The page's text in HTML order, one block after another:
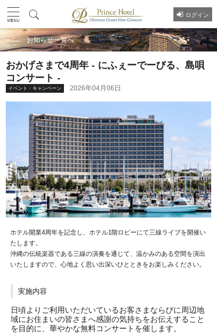
ログイン
お知らせ一覧へ
おかげさまで4周年 - にふぇーでーびる、島唄
コンサート -
イベント・キャンペーン 2026年04月06日
ホテル開業4周年を記念し、ホテル1階ロビーにて三線ライブを開催い
たします。
沖縄の伝統楽器である三線の演奏を通じて、温かみのある空間を演出
いたしますので、心地よく思い出深いひとときをお楽しみください。
実施内容
日頃よりご利用いただいているお客さまならびに周辺地
域にお住まいの皆さまへ感謝の気持ちをお伝えすること
を目的に、華やかな無料コンサートを催します。